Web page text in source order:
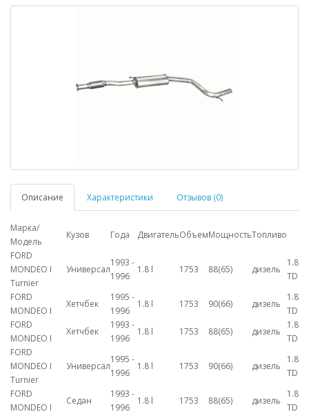
Описание Характеристики Отзывов (0)
Марка/
Модель
Кузов Года ДвигательОбъемМощностьТопливо
FORD
MONDEO I
Turnier
Универсал
1993 -
1996
1.8 l 1753 88(65) дизель
1.8
TD
FORD
MONDEO I
Хетчбек
1995 -
1996
1.8 l 1753 90(66) дизель
1.8
TD
FORD
MONDEO I
Хетчбек
1993 -
1996
1.8 l 1753 88(65) дизель
1.8
TD
FORD
MONDEO I
Turnier
Универсал
1995 -
1996
1.8 l 1753 90(66) дизель
1.8
TD
FORD
MONDEO I
Седан
1993 -
1996
1.8 l 1753 88(65) дизель
1.8
TD